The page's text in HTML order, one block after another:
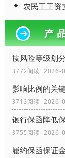
农民工工资
按风险等级划
3772阅读 2026-
影响比例的关
3713阅读 2026-
银行保函降低
3755阅读 2026-
履约保函保证